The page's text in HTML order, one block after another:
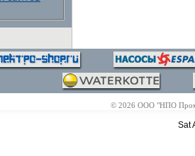
© 2026 ООО "НПО
Sat